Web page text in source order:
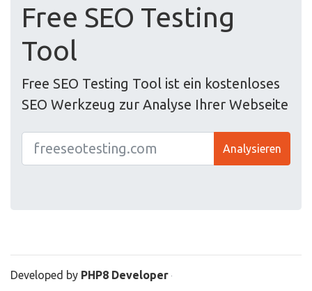
Free SEO Testing
Tool
Free SEO Testing Tool ist ein kostenloses
SEO Werkzeug zur Analyse Ihrer Webseite
Analysieren
Developed by PHP8 Developer